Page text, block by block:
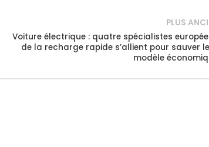
PLUS
Voiture électrique : quatre spécialistes
de la recharge rapide s’allient pour sauver
modèle